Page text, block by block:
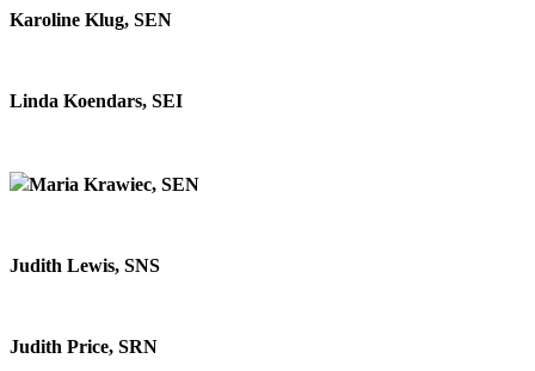
Karoline Klug, SEN
Linda Koendars, SEI
Maria Krawiec, SEN
Judith Lewis, SNS
Judith Price, SRN